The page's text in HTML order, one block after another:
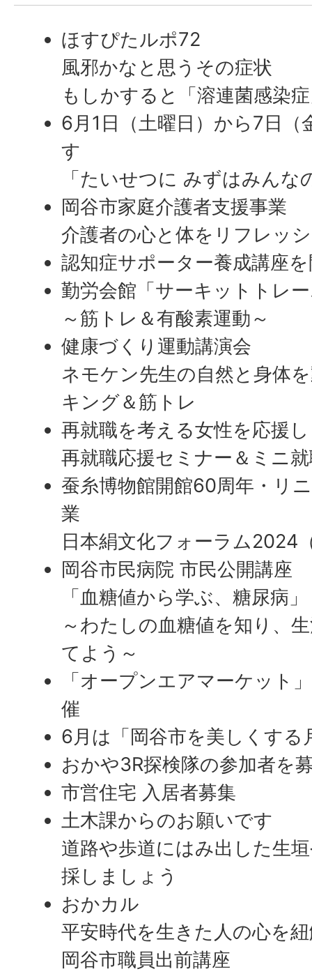
ほすぴたルポ72
風邪かなと思うその症状
もしかすると「溶連菌感染
6月1日（土曜日）から7日（
す
「たいせつに みずはみんな
岡谷市家庭介護者支援事業
介護者の心と体をリフレッ
認知症サポーター養成講座
勤労会館「サーキットトレ
～筋トレ＆有酸素運動～
健康づくり運動講演会
ネモケン先生の自然と身体
キング＆筋トレ
再就職を考える女性を応援
再就職応援セミナー＆ミニ
蚕糸博物館開館60周年・リ
業
日本絹文化フォーラム2024
岡谷市民病院 市民公開講座
「血糖値から学ぶ、糖尿病」
～わたしの血糖値を知り、
てよう～
「オープンエアマーケット
催
6月は「岡谷市を美しくする
おかや3R探検隊の参加者を
市営住宅 入居者募集
土木課からのお願いです
道路や歩道にはみ出した生
採しましょう
おかカル
平安時代を生きた人の心を
岡谷市職員出前講座